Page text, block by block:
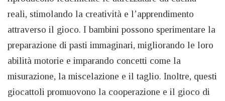
reali, stimolando la creatività e l’apprendimento
attraverso il gioco. I bambini possono sperimentare la
preparazione di pasti immaginari, migliorando le loro
abilità motorie e imparando concetti come la
misurazione, la miscelazione e il taglio. Inoltre, questi
giocattoli promuovono la cooperazione e il gioco di